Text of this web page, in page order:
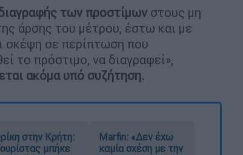
των προστίμων στους μη
άρσης του μέτρου, έστω και με
σκέψη σε περίπτωση που
το πρόστιμο, να διαγραφεί»,
ακόμα υπό συζήτηση.
στην Κρήτη:
μπήκε
Marfin: «Δεν έχω
καμία σχέση με την